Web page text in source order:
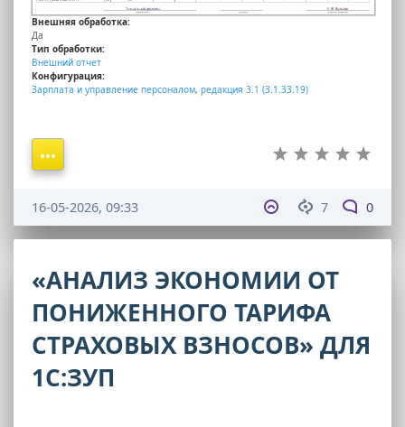
Внешняя обработка:
Да
Тип обработки:
Внешний отчет
Конфигурация:
Зарплата и управление персоналом, редакция 3.1 (3.1.33.19)
7 0
16-05-2026, 09:33
«АНАЛИЗ ЭКОНОМИИ ОТ
ПОНИЖЕННОГО ТАРИФА
СТРАХОВЫХ ВЗНОСОВ» ДЛЯ
1С:ЗУП